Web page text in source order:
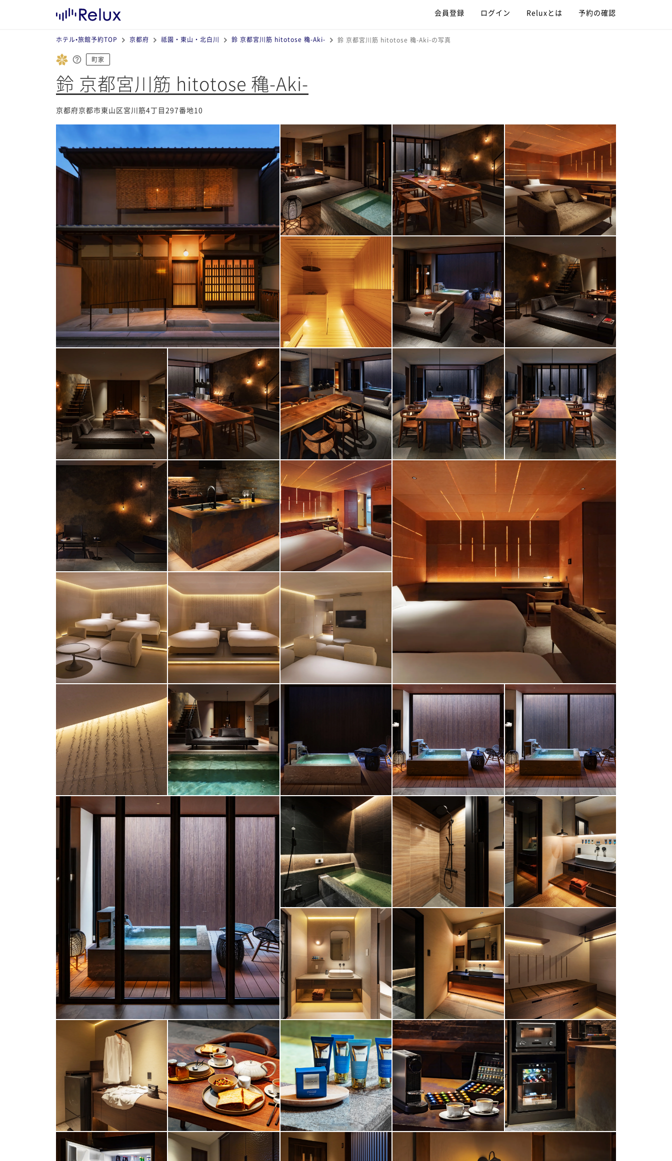
会員登録 ログイン Reluxとは 予約の確認
ホテル•旅館予約TOP 京都府 祗園・東山・北白川 鈴 京都宮川筋 hitotose 穐-Aki- 鈴 京都宮川筋 hitotose 穐-Aki-の写真
町家
鈴 京都宮川筋 hitotose 穐-Aki-
京都府京都市東山区宮川筋4丁目297番地10